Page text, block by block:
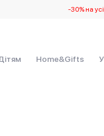
-30% на
Home&Gifts